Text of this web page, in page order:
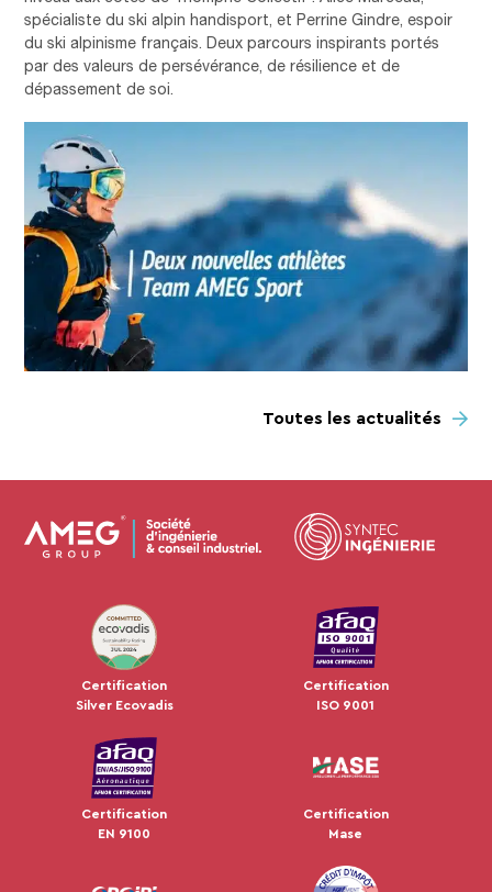
spécialiste du ski alpin handisport, et Perrine Gindre, espoir
du ski alpinisme français. Deux parcours inspirants portés
par des valeurs de persévérance, de résilience et de
dépassement de soi.
Toutes les actualités
JUL 2024
Certification
Silver Ecovadis
Certification
ISO 9001
Certification
EN 9100
Certification
Mase